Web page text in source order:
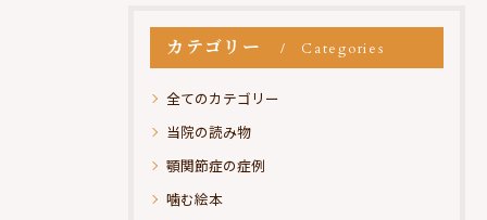
カテゴリー Categories
全てのカテゴリー
当院の読み物
顎関節症の症例
噛む絵本